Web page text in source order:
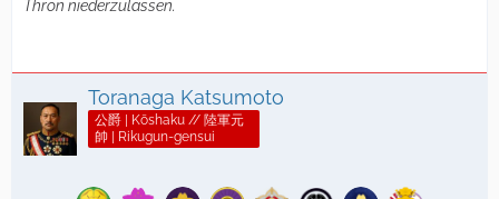
Thron niederzulassen.
Toranaga Katsumoto
公爵 | Kōshaku // 陸軍元
帥 | Rikugun-gensui